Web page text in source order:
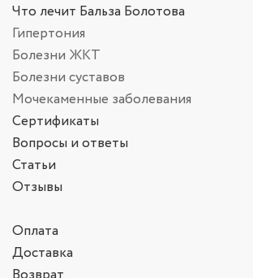
Что лечит Бальза Болотова
Гипертония
Болезни ЖКТ
Болезни суставов
Мочекаменные заболевания
Сертификаты
Вопросы и ответы
Статьи
Отзывы
Оплата
Доставка